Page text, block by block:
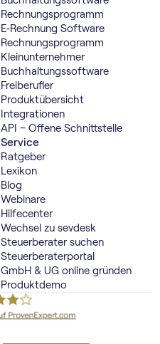
Rechnungs­programm
E‑Rechnung Software
Rechnungs­programm
Kleinunternehmer
Buch­haltungs­software
Freiberufler
Produktübersicht
Integrationen
API – Offene Schnittstelle
Service
Ratgeber
Lexikon
Blog
Webinare
Hilfecenter
Wechsel zu sevdesk
Steuerberater suchen
Steuerberaterportal
GmbH & UG online gründen
Produktdemo